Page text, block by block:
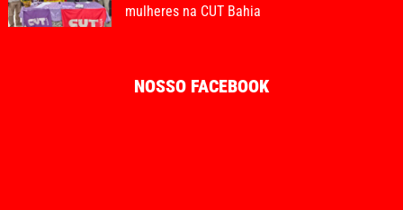
mulheres na CUT Bahia
NOSSO FACEBOOK